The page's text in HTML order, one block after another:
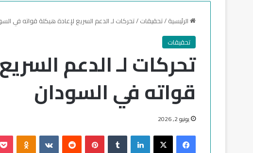
الرئيسية/تحقيقات/تحركات لـ الدعم السريع لإعادة هيكلة قواته في
تحقيقات
تحركات لـ الدعم
قواته في السودان
يونيو 2, 2026
فيسبوك لينكدإن بينتيريست